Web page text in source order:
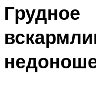
Грудное